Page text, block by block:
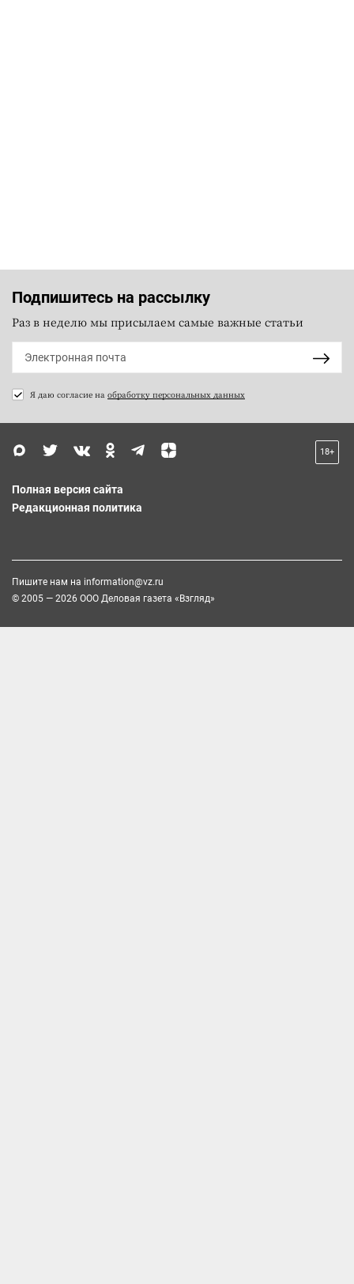
Подпишитесь на рассылку
Раз в неделю мы присылаем самые важные статьи
Я даю согласие на обработку персональных данных
18+
Полная версия сайта
Редакционная политика
Пишите нам на information@vz.ru
© 2005 — 2026 ООО Деловая газета «Взгляд»